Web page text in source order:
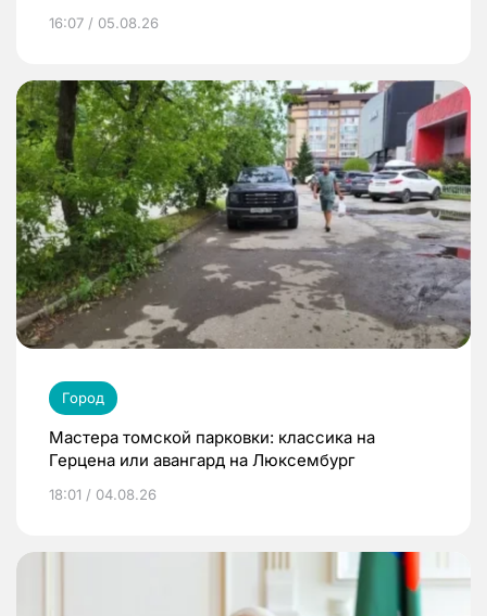
16:07 / 05.08.26
Город
Мастера томской парковки: классика на
Герцена или авангард на Люксембург
18:01 / 04.08.26